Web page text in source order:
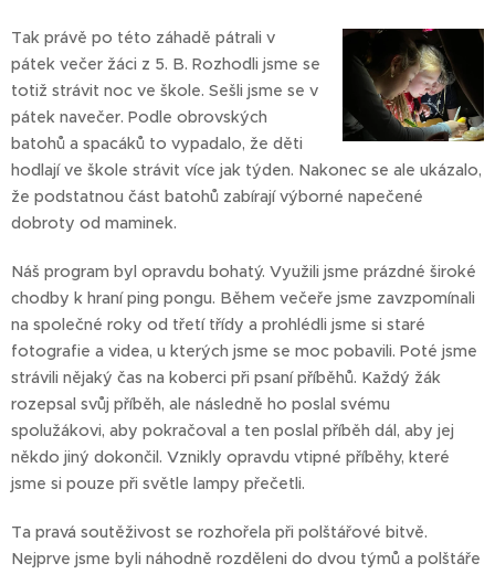
Tak právě po této záhadě pátrali v
pátek večer žáci z 5. B. Rozhodli jsme se
totiž strávit noc ve škole. Sešli jsme se v
pátek navečer. Podle obrovských
batohů a spacáků to vypadalo, že děti
hodlají ve škole strávit více jak týden. Nakonec se ale ukázalo,
že podstatnou část batohů zabírají výborné napečené
dobroty od maminek.
Náš program byl opravdu bohatý. Využili jsme prázdné široké
chodby k hraní ping pongu. Během večeře jsme zavzpomínali
na společné roky od třetí třídy a prohlédli jsme si staré
fotografie a videa, u kterých jsme se moc pobavili. Poté jsme
strávili nějaký čas na koberci při psaní příběhů. Každý žák
rozepsal svůj příběh, ale následně ho poslal svému
spolužákovi, aby pokračoval a ten poslal příběh dál, aby jej
někdo jiný dokončil. Vznikly opravdu vtipné příběhy, které
jsme si pouze při světle lampy přečetli.
Ta pravá soutěživost se rozhořela při polštářové bitvě.
Nejprve jsme byli náhodně rozděleni do dvou týmů a polštáře